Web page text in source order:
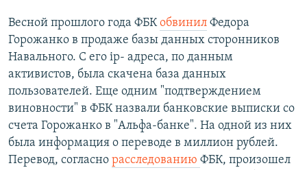
Весной прошлого года ФБКобвинил Федора
Горожанко в продаже базы данных сторонников
Навального. С его ip- адреса, по данным
активистов, была скачена база данных
пользователей. Еще одним "подтверждением
виновности" в ФБК назвали банковские выписки со
счета Горожанко в "Альфа-банке". На одной из них
была информация о переводе в миллион рублей.
Перевод, согласно расследованию ФБК, произошел